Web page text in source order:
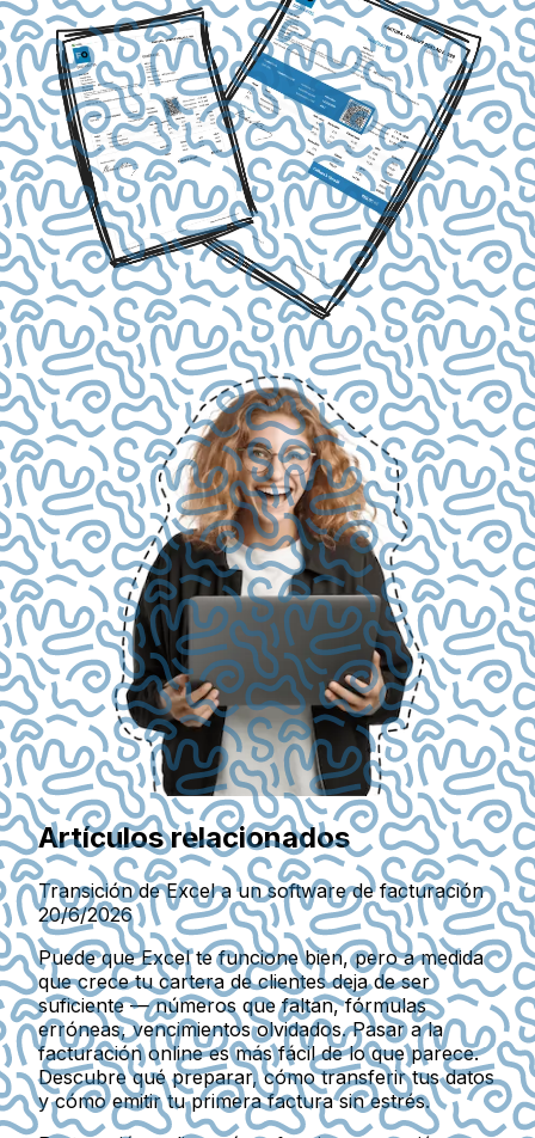
Artículos relacionados
Transición de Excel a un software de facturación
20/6/2026
Puede que Excel te funcione bien, pero a medida
que crece tu cartera de clientes deja de ser
suficiente — números que faltan, fórmulas
erróneas, vencimientos olvidados. Pasar a la
facturación online es más fácil de lo que parece.
Descubre qué preparar, cómo transferir tus datos
y cómo emitir tu primera factura sin estrés.